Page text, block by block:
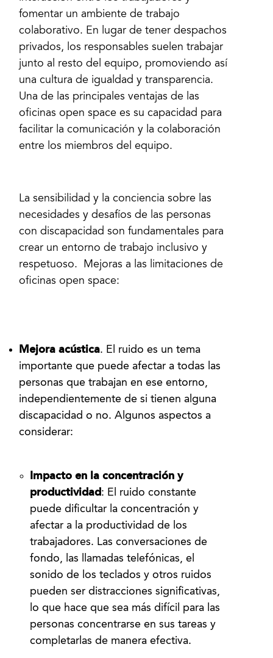
fomentar un ambiente de trabajo
colaborativo. En lugar de tener despachos
privados, los responsables suelen trabajar
junto al resto del equipo, promoviendo así
una cultura de igualdad y transparencia.
Una de las principales ventajas de las
oficinas open space es su capacidad para
facilitar la comunicación y la colaboración
entre los miembros del equipo.
La sensibilidad y la conciencia sobre las
necesidades y desafíos de las personas
con discapacidad son fundamentales para
crear un entorno de trabajo inclusivo y
respetuoso. Mejoras a las limitaciones de
oficinas open space:
Mejora acústica. El ruido es un tema
importante que puede afectar a todas las
personas que trabajan en ese entorno,
independientemente de si tienen alguna
discapacidad o no. Algunos aspectos a
Impacto en la concentración y
productividad: El ruido constante
puede dificultar la concentración y
afectar a la productividad de los
trabajadores. Las conversaciones de
fondo, las llamadas telefónicas, el
sonido de los teclados y otros ruidos
pueden ser distracciones significativas,
lo que hace que sea más difícil para las
personas concentrarse en sus tareas y
completarlas de manera efectiva.